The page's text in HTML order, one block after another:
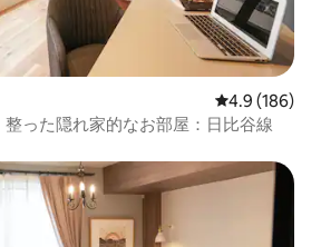
レビュー186
4.9 (186)
整った隠れ家的なお部屋：日比谷線